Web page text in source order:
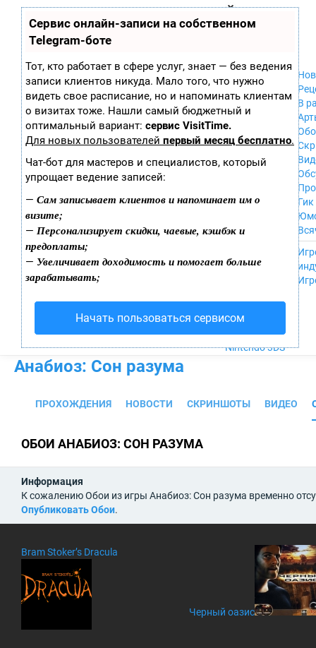
Сервис онлайн-записи на собственном
Telegram-боте
Тот, кто работает в сфере услуг, знает — без ведения
записи клиентов никуда. Мало того, что нужно
видеть свое расписание, но и напоминать клиентам
о визитах тоже. Нашли самый бюджетный и
оптимальный вариант: сервис VisitTime.
Для новых пользователей первый месяц бесплатно.
Чат-бот для мастеров и специалистов, который
упрощает ведение записей:
— Сам записывает клиентов и напоминает им о
визите;
— Персонализирует скидки, чаевые, кэшбэк и
предоплаты;
— Увеличивает доходимость и помогает больше
зарабатывать;
Начать пользоваться сервисом
играх
ла
ор
ы
Xbox 360
Wii
GameCube
PS
PS2
PS3
Nintendo 64
PSP
iPhone, iPod,
MacOS
NES
Wii U
PS4
Xbox One
Nintendo 3DS
В
Гик
Анабиоз: Сон разума
ПРОХОЖДЕНИЯ НОВОСТИ СКРИНШОТЫ ВИДЕО
ОБОИ АНАБИОЗ: СОН РАЗУМА
Информация
К сожалению Обои из игры Анабиоз: Сон разума временно
Опубликовать Обои.
Bram Stoker’s Dracula
Черный оазис